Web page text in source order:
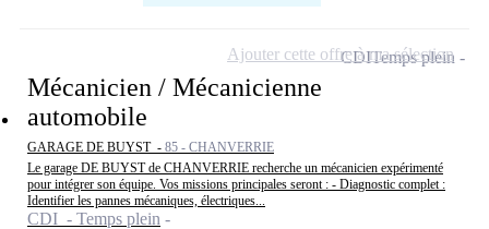
Mécanicien / Mécanicienne
automobile
GARAGE DE BUYST - 85 - CHANVERRIE
Le garage DE BUYST de CHANVERRIE recherche un mécanicien expérimenté
pour intégrer son équipe. Vos missions principales seront : - Diagnostic complet :
Identifier les pannes mécaniques, électriques...
CDI - Temps plein
CDITemps plein
Ajouter cette offre à ma sélection